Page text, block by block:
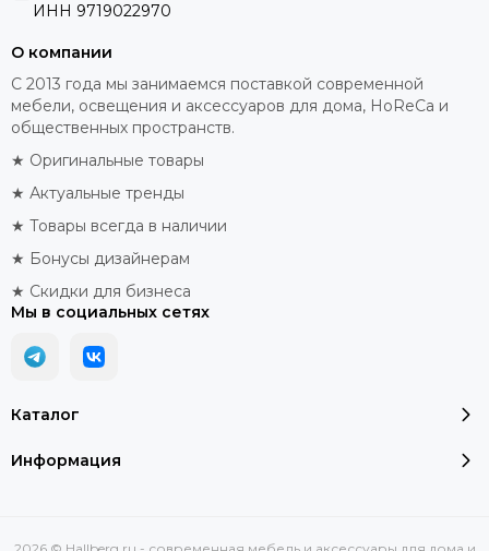
ИНН 9719022970
Каталог
Информация
О компании
С 2013 года мы занимаемся поставкой современной
мебели, освещения и аксессуаров для дома, HoReCa и
общественных пространств.
★ Оригинальные товары
★ Актуальные тренды
★ Товары всегда в наличии
★ Бонусы дизайнерам
★ Скидки для бизнеса
Мы в социальных сетях